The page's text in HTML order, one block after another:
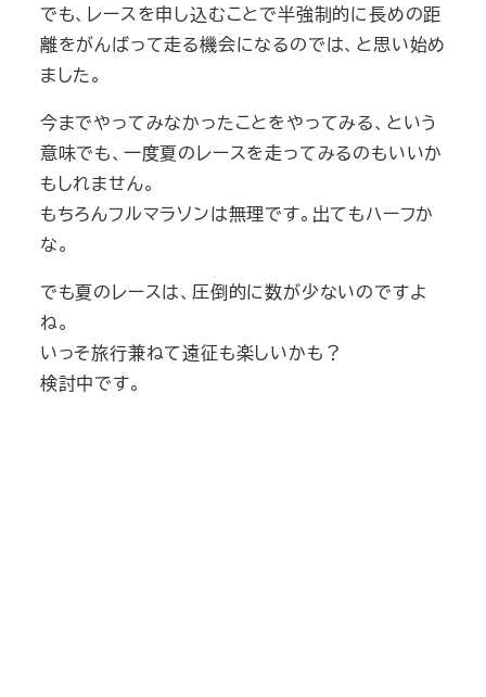
でも、レースを申し込むことで半強制的に長めの距
離をがんばって走る機会になるのでは、と思い始め
ました。
今までやってみなかったことをやってみる、という
意味でも、一度夏のレースを走ってみるのもいいか
もしれません。
もちろんフルマラソンは無理です。出てもハーフか
な。
でも夏のレースは、圧倒的に数が少ないのですよ
ね。
いっそ旅行兼ねて遠征も楽しいかも？
検討中です。